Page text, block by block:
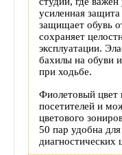
усиленная
защищает обувь
сохраняет
эксплуатации.
бахилы на обуви
при ходьбе.
Фиолетовый цвет
посетителей и
цветового
50 пар удобна
диагностических